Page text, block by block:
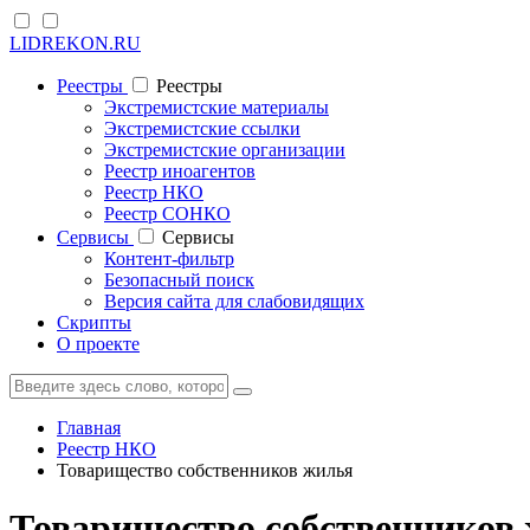
LIDREKON.RU
Реестры
Реестры
Экстремистские материалы
Экстремистские ссылки
Экстремистские организации
Реестр иноагентов
Реестр НКО
Реестр СОНКО
Cервисы
Cервисы
Контент-фильтр
Безопасный поиск
Версия сайта для слабовидящих
Скрипты
О проекте
Главная
Реестр НКО
Товарищество собственников жилья